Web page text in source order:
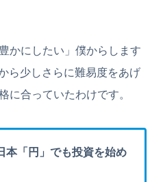
かにしたい」僕からします
ら少しさらに難易度をあげ
に合っていたわけです。
本「円」でも投資を始め